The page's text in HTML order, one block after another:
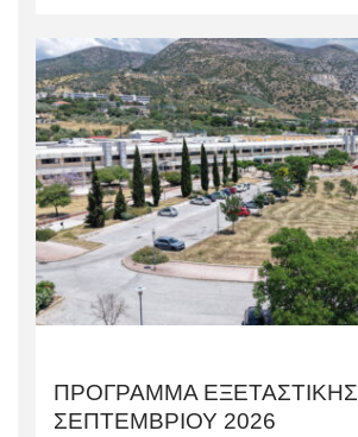
ΠΡΟΓΡΑΜΜΑ ΕΞΕΤΑΣΤΙΚΗΣ
ΣΕΠΤΕΜΒΡΙΟΥ 2026